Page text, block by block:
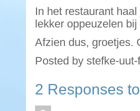
In het restaurant
lekker oppeuzelen
Afzien dus, groetjes.
Posted by stefke-
2 Responses